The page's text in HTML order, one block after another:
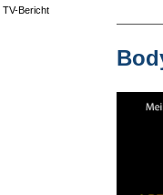
TV-Bericht